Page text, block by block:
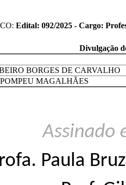
Edital: 092/2025 - Cargo:
Divulgação
BORGES DE CARVALHO
MAGALHÃES
Assinado
Paula